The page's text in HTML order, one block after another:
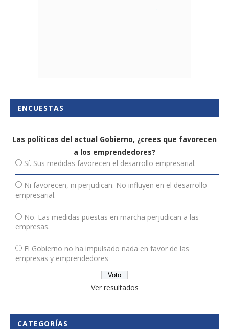
ENCUESTAS
Las políticas del actual Gobierno, ¿crees que favorecen
a los emprendedores?
Sí. Sus medidas favorecen el desarrollo empresarial.
Ni favorecen, ni perjudican. No influyen en el desarrollo
empresarial.
No. Las medidas puestas en marcha perjudican a las
empresas.
El Gobierno no ha impulsado nada en favor de las
empresas y emprendedores
Ver resultados
CATEGORÍAS